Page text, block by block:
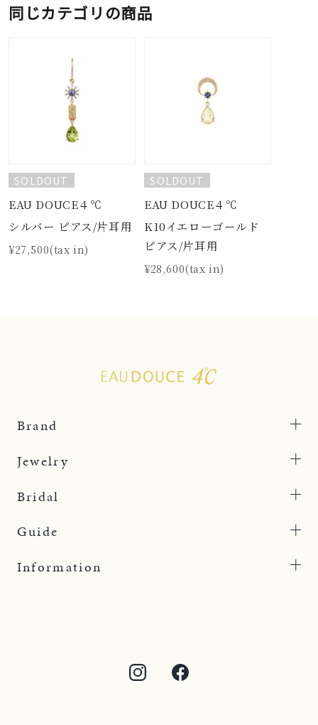
同じカテゴリの商品
SOLDOUT
EAU DOUCE４℃
シルバー ピアス/片耳用
¥27,500(tax in)
SOLDOUT
EAU DOUCE４℃
K10イエローゴールド
ピアス/片耳用
¥28,600(tax in)
Brand
Jewelry
Bridal
Guide
Information